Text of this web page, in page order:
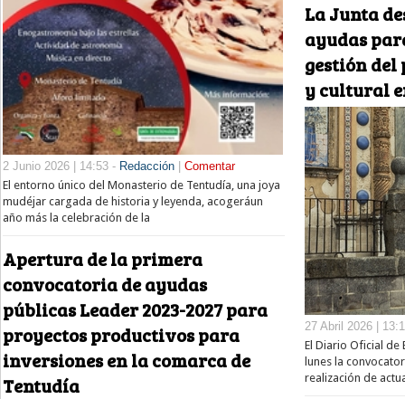
2 Junio 2026 | 14:53 - Redacción
Comentar
El entorno único del Monasterio de Tentudía, una joya
mudéjar cargada de historia y leyenda, acogeráun
año más la celebración de la
Apertura de la primera
convocatoria de ayudas
públicas Leader 2023-2027 para
proyectos productivos para
inversiones en la comarca de
Tentudía
La Junta
ayudas
gestión
y cultural
27 Abril 2026 |
El Diario Oficial de
lunes la
realización de